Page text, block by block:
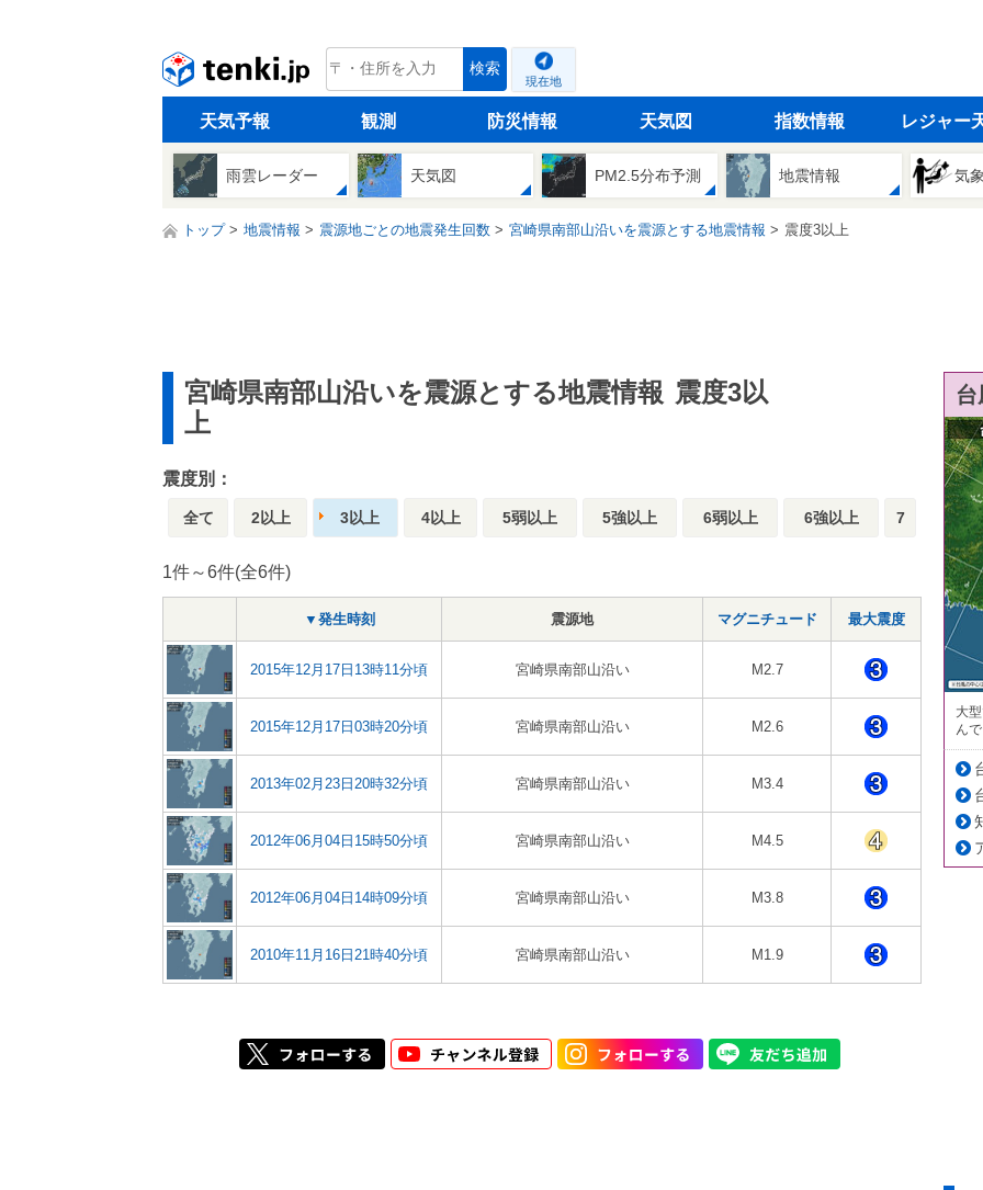
tenki.jp 検索
現在地
天気予報 観測 防災情報 天気図 指数情報 レジャー
雨雲レーダー 天気図 PM2.5分布予測 地震情報 気
トップ 地震情報 震源地ごとの地震発生回数 宮崎県南部山沿いを震源とする地震情報 震度3以上
宮崎県南部山沿いを震源とする地震情報 震度3以
上
震度別：
全て 2以上 3以上 4以上 5弱以上 5強以上 6弱以上 6強以上 7
1件～6件(全6件)
▼発生時刻 震源地 マグニチュード 最大震度
2015年12月17日13時11分頃 宮崎県南部山沿い M2.7
2015年12月17日03時20分頃 宮崎県南部山沿い M2.6
2013年02月23日20時32分頃 宮崎県南部山沿い M3.4
2012年06月04日15時50分頃 宮崎県南部山沿い M4.5
2012年06月04日14時09分頃 宮崎県南部山沿い M3.8
2010年11月16日21時40分頃 宮崎県南部山沿い M1.9
大
ん